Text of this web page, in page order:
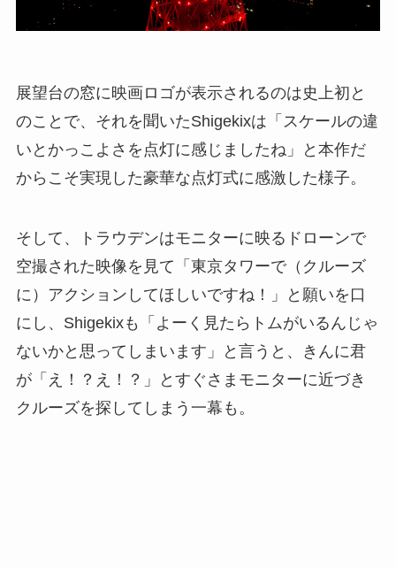
展望台の窓に映画ロゴが表示されるのは史上初と
のことで、それを聞いたShigekixは「スケールの違
いとかっこよさを点灯に感じましたね」と本作だ
からこそ実現した豪華な点灯式に感激した様子。
そして、トラウデンはモニターに映るドローンで
空撮された映像を見て「東京タワーで（クルーズ
に）アクションしてほしいですね！」と願いを口
にし、Shigekixも「よーく見たらトムがいるんじゃ
ないかと思ってしまいます」と言うと、きんに君
が「え！？え！？」とすぐさまモニターに近づき
クルーズを探してしまう一幕も。